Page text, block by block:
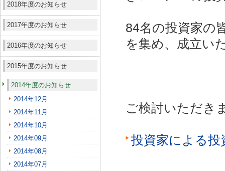
2018年度のお知らせ
2017年度のお知らせ
2016年度のお知らせ
2015年度のお知らせ
2014年度のお知らせ
2014年12月
2014年11月
2014年10月
2014年09月
2014年08月
2014年07月
84名の投資家の
を集め、成立い
ご検討いただき
投資家による